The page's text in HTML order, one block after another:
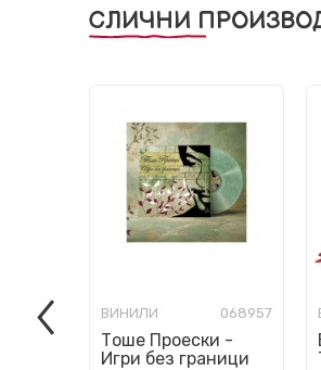
СЛИЧНИ
ВИНИЛИ 068957
Тоше Проески -
Игри без граници